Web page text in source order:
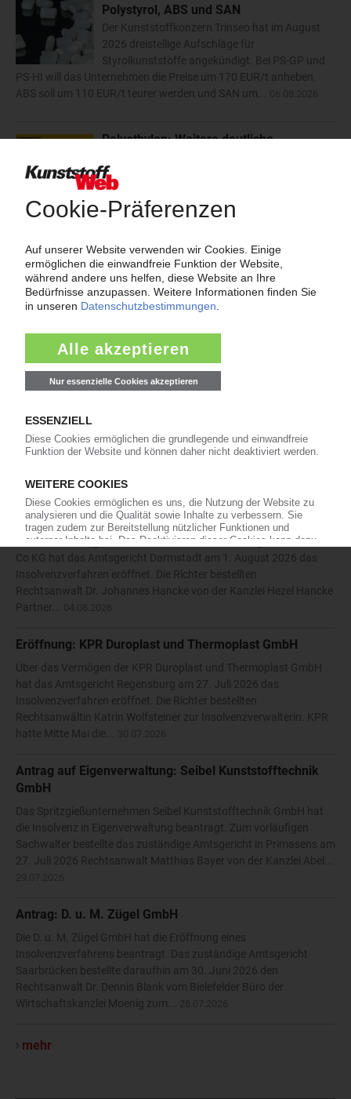
Polystyrol, ABS und SAN
Der Kunststoffkonzern Trinseo hat im August
2026 dreistellige Aufschläge für
Styrolkunststoffe angekündigt. Bei PS-GP und
PS-HI will das Unternehmen die Preise um 170 EUR/t anheben.
ABS soll um 110 EUR/t teurer werden und SAN um...
Polyethylen: Weitere deutliche
Nachfrage
Der Sinkflug der Polyethylen-Notierungen
gewann im Juli an Dynamik. Die Rücknahme
Preiskorrekturen ausgelöst. Die schlechte Auftragslage, hohe
Bestände und vor allem das zuvor...05.08.2026
mehr
Insolvenzen
Antrag: Karl Hess GmbH & Co KG
Insolvenzverfahrens beantragt. Das Amtsgericht Siegen bestellte
Antoniadis vom Solinger Büro der Kanzlei Anure zum
Eröffnung: Kronen-Plastikfolienerzeugnisse GmbH & Co
KG
Über das Vermögen der Kronen-Plastikfolienerzeugnisse GmbH &
Co KG hat das Amtsgericht Darmstadt am 1. August 2026 das
Insolvenzverfahren eröffnet. Die Richter bestellten
Rechtsanwalt Dr. Johannes Hancke von der Kanzlei Hezel Hancke
Partner...
Eröffnung: KPR Duroplast und Thermoplast GmbH
Über das Vermögen der KPR Duroplast und Thermoplast GmbH
hat das Amtsgericht Regensburg am 27. Juli 2026 das
Insolvenzverfahren eröffnet. Die Richter bestellten
Rechtsanwältin Katrin Wolfsteiner zur Insolvenzverwalterin. KPR
hatte Mitte Mai die...
Antrag auf Eigenverwaltung: Seibel Kunststofftechnik
GmbH
Das Spritzgießunternehmen Seibel Kunststofftechnik GmbH hat
die Insolvenz in Eigenverwaltung beantragt. Zum vorläufigen
Sachwalter bestellte das zuständige Amtsgericht in Primasens am
27. Juli 2026 Rechtsanwalt Matthias Bayer von der Kanzlei Abel...
Antrag: D. u. M. Zügel GmbH
Die D. u. M. Zügel GmbH hat die Eröffnung eines
Insolvenzverfahrens beantragt. Das zuständige Amtsgericht
Saarbrücken bestellte daraufhin am 30. Juni 2026 den
Rechtsanwalt Dr. Dennis Blank vom Bielefelder Büro der
Wirtschaftskanzlei Moenig zum...
mehr